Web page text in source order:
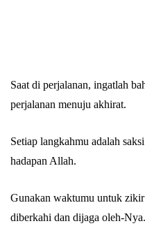
Saat di perjalanan, ingatlah
perjalanan menuju akhirat.
Setiap langkahmu adalah
hadapan Allah.
Gunakan waktumu untuk
diberkahi dan dijaga oleh-Nya.